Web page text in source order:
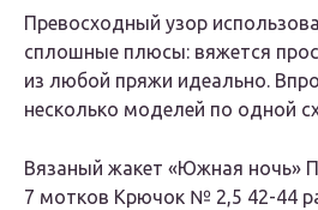
Превосходный узор
сплошные плюсы: вяжется
из любой пряжи идеально.
несколько моделей по одной
Вязаный жакет «Южная ночь»
7 мотков Крючок № 2,5 42-44